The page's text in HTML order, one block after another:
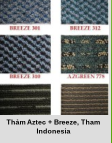
Thảm Aztec + Breeze, Tham
Indonesia